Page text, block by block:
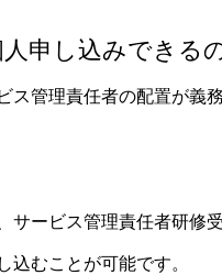
申し込みできる
ス管理責任者の配置が義
サービス管理責任者研修
込むことが可能です。